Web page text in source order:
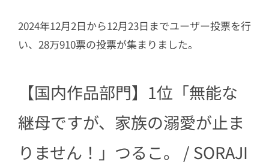
2024年12月2日から12月23日までユーザー投票を行
い、28万910票の投票が集まりました。
【国内作品部門】1位「無能な
継母ですが、家族の溺愛が止ま
りません！」つるこ。 / SORAJI